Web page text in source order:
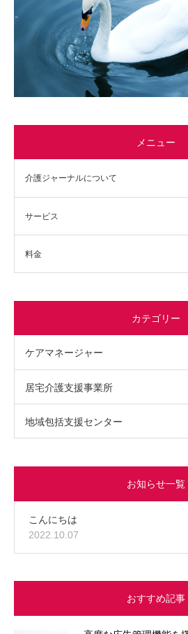
メニュー
介護ジャーナルについて
サービス
料金
カテゴリー
ケアマネージャー
居宅介護支援事業所
地域包括支援センター
お知らせ一覧
こんにちは
2022.10.07
おすすめ記事